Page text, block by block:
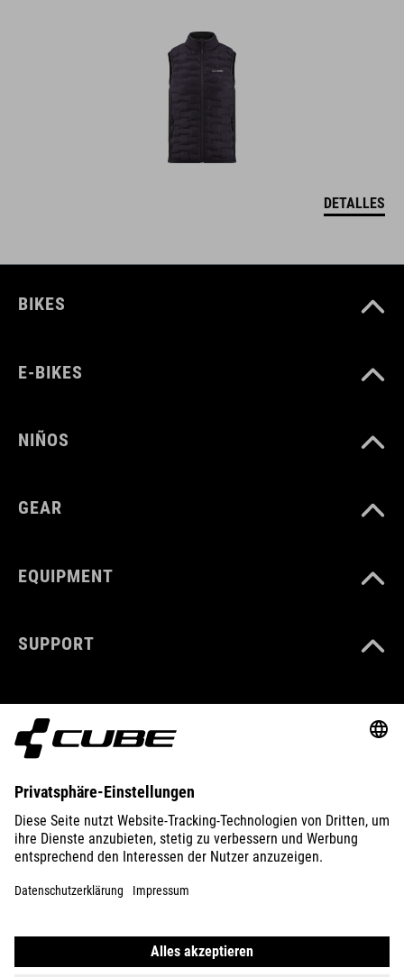
DETALLES
BIKES
E-BIKES
NIÑOS
GEAR
EQUIPMENT
SUPPORT
ABOUT US